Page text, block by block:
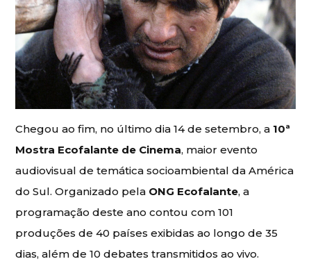
Chegou ao fim, no último dia 14 de setembro, a 10ª
Mostra Ecofalante de Cinema, maior evento
audiovisual de temática socioambiental da América
do Sul. Organizado pela ONG Ecofalante, a
programação deste ano contou com 101
produções de 40 países exibidas ao longo de 35
dias, além de 10 debates transmitidos ao vivo.